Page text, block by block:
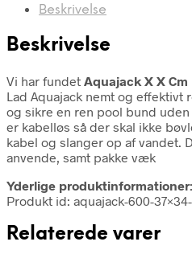
Beskrivelse
Beskrivelse
Vi har fundet Aquajack X X Cm
Lad Aquajack nemt og effektivt
og sikre en ren pool bund
er kabelløs så der skal ikke
kabel og slanger op af vandet.
anvende, samt pakke væk
Yderlige produktinformationer:
Produkt id: aquajack-600-
Relaterede varer